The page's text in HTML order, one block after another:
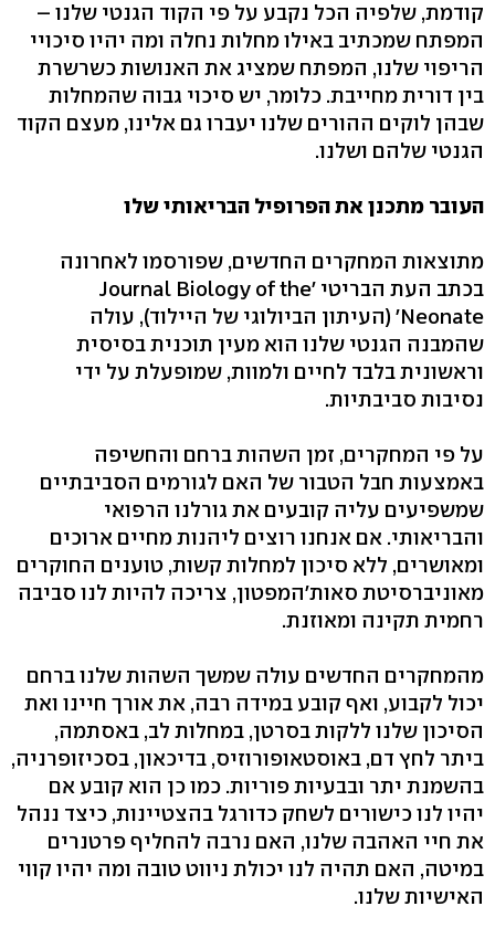
קודמת, שלפיה הכל נקבע על פי הקוד הגנטי שלנו –
המפתח שמכתיב באילו מחלות נחלה ומה יהיו סיכויי
הריפוי שלנו, המפתח שמציג את האנושות כשרשרת
בין דורית מחייבת. כלומר, יש סיכוי גבוה שהמחלות
שבהן לוקים ההורים שלנו יעברו גם אלינו, מעצם הקוד
הגנטי שלהם ושלנו.
העובר מתכנן את הפרופיל הבריאותי שלו
מתוצאות המחקרים החדשים, שפורסמו לאחרונה
בכתב העת הבריטי 'Journal Biology of the
Neonate' (העיתון הביולוגי של היילוד), עולה
שהמבנה הגנטי שלנו הוא מעין תוכנית בסיסית
וראשונית בלבד לחיים ולמוות, שמופעלת על ידי
נסיבות סביבתיות.
על פי המחקרים, זמן השהות ברחם והחשיפה
באמצעות חבל הטבור של האם לגורמים הסביבתיים
שמשפיעים עליה קובעים את גורלנו הרפואי
והבריאותי. אם אנחנו רוצים ליהנות מחיים ארוכים
ומאושרים, ללא סיכון למחלות קשות, טוענים החוקרים
מאוניברסיטת סאות'המפטון, צריכה להיות לנו סביבה
רחמית תקינה ומאוזנת.
מהמחקרים החדשים עולה שמשך השהות שלנו ברחם
יכול לקבוע, ואף קובע במידה רבה, את אורך חיינו ואת
הסיכון שלנו ללקות בסרטן, במחלות לב, באסתמה,
ביתר לחץ דם, באוסטאופורוזיס, בדיכאון, בסכיזופרניה,
בהשמנת יתר ובבעיות פוריות. כמו כן הוא קובע אם
יהיו לנו כישורים לשחק כדורגל בהצטיינות, כיצד ננהל
את חיי האהבה שלנו, האם נרבה להחליף פרטנרים
במיטה, האם תהיה לנו יכולת ניווט טובה ומה יהיו קווי
האישיות שלנו.